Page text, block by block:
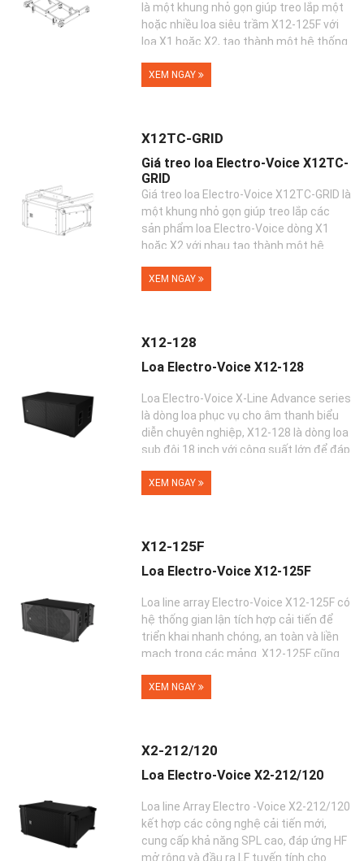
là một khung nhỏ gọn giúp treo lắp một
hoặc nhiều loa siêu trầm X12-125F với
loa X1 hoặc X2, tạo thành một hệ thống
XEM NGAY
X12TC-GRID
Giá treo loa Electro-Voice X12TC-
GRID
Giá treo loa Electro-Voice X12TC-GRID là
một khung nhỏ gọn giúp treo lắp các
sản phẩm loa Electro-Voice dòng X1
hoặc X2 với nhau tạo thành một hệ
XEM NGAY
X12-128
Loa Electro-Voice X12-128
Loa Electro-Voice X-Line Advance series
là dòng loa phục vụ cho âm thanh biểu
diễn chuyên nghiệp, X12-128 là dòng loa
sub đôi 18 inch với công suất lớn để đáp
XEM NGAY
X12-125F
Loa Electro-Voice X12-125F
Loa line array Electro-Voice X12-125F có
hệ thống gian lận tích hợp cải tiến để
triển khai nhanh chóng, an toàn và liền
mạch trong các mảng. X12-125F cũng
XEM NGAY
X2-212/120
Loa Electro-Voice X2-212/120
Loa line Array Electro -Voice X2-212/120
kết hợp các công nghệ cải tiến mới,
cung cấp khả năng SPL cao, đáp ứng HF
mở rộng và đầu ra LF tuyến tính cho